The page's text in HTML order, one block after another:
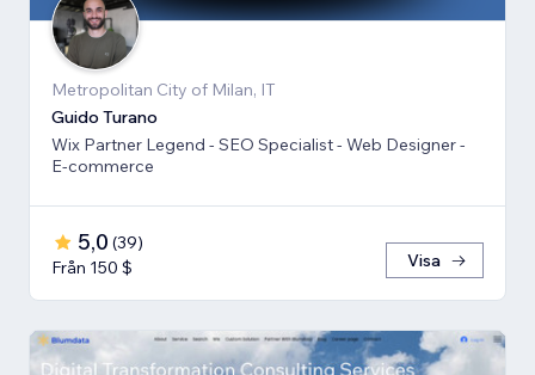
Metropolitan City of Milan, IT
Guido Turano
Wix Partner Legend - SEO Specialist - Web Designer -
E-commerce
5,0 (39)
Från 150 $
Visa